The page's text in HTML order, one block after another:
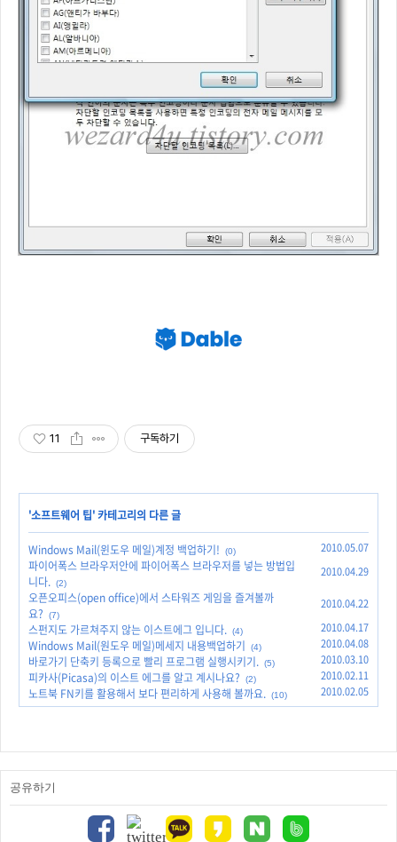
11 구독하기
'소프트웨어 팁' 카테고리의 다른 글
Windows Mail(윈도우 메일)계정 백업하기! (0) 2010.05.07
파이어폭스 브라우저안에 파이어폭스 브라우저를 넣는 방법입
니다. (2)
2010.04.29
오픈오피스(open office)에서 스타워즈 게임을 즐겨볼까
요?
(7)
2010.04.22
스펀지도 가르쳐주지 않는 이스트에그 입니다. (4) 2010.04.17
Windows Mail(원도우 메일)메세지 내용백업하기 (4) 2010.04.08
바로가기 단축키 등록으로 빨리 프로그램 실행시키기. (5) 2010.03.10
피카사(Picasa)의 이스트 에그를 알고 계시나요? (2) 2010.02.11
노트북 FN키를 활용해서 보다 편리하게 사용해 볼까요. (10) 2010.02.05
공유하기